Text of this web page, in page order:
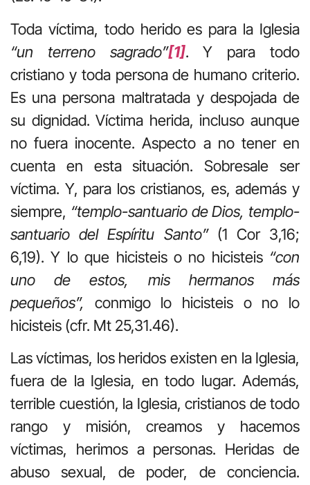
Toda víctima, todo herido es para la Iglesia
“un terreno sagrado”[1]. Y para todo
cristiano y toda persona de humano criterio.
Es una persona maltratada y despojada de
su dignidad. Víctima herida, incluso aunque
no fuera inocente. Aspecto a no tener en
cuenta en esta situación. Sobresale ser
víctima. Y, para los cristianos, es, además y
siempre, “templo-santuario de Dios, templo-
santuario del Espíritu Santo”(1 Cor 3,16;
6,19). Y lo que hicisteis o no hicisteis “con
uno de estos, mis hermanos más
pequeños”, conmigo lo hicisteis o no lo
hicisteis (cfr. Mt 25,31.46).
Las víctimas, los heridos existen en la Iglesia,
fuera de la Iglesia, en todo lugar. Además,
terrible cuestión, la Iglesia, cristianos de todo
rango y misión, creamos y hacemos
víctimas, herimos a personas. Heridas de
abuso sexual, de poder, de conciencia.